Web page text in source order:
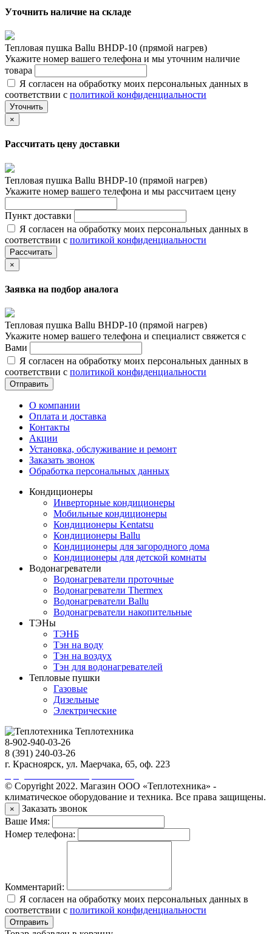
Уточнить наличие на складе
Тепловая пушка Ballu BHDP-10 (прямой нагрев)
Укажите номер вашего телефона и мы уточним наличие
товара
Я согласен на обработку моих персональных данных в
соответствии с политикой конфиденциальности
Уточнить
×
Рассчитать цену доставки
Тепловая пушка Ballu BHDP-10 (прямой нагрев)
Укажите номер вашего телефона и мы рассчитаем цену
Пункт доставки
Я согласен на обработку моих персональных данных в
соответствии с политикой конфиденциальности
Рассчитать
×
Заявка на подбор аналога
Тепловая пушка Ballu BHDP-10 (прямой нагрев)
Укажите номер вашего телефона и специалист свяжется с
Вами
Я согласен на обработку моих персональных данных в
соответствии с политикой конфиденциальности
Отправить
О компании
Оплата и доставка
Контакты
Акции
Установка, обслуживание и ремонт
Заказать звонок
Обработка персональных данных
Кондиционеры
Инверторные кондиционеры
Мобильные кондиционеры
Кондиционеры Kentatsu
Кондиционеры Ballu
Кондиционеры для загородного дома
Кондиционеры для детской комнаты
Водонагреватели
Водонагреватели проточные
Водонагреватели Thermex
Водонагреватели Ballu
Водонагреватели накопительные
ТЭНы
ТЭНБ
Тэн на воду
Тэн на воздух
Тэн для водонагревателей
Тепловые пушки
Газовые
Дизельные
Электрические
Теплотехника
8-902-940-03-26
8 (391) 240-03-26
г. Красноярск, ул. Маерчака, 65, оф. 223
© Copyright 2022. Магазин ООО «Теплотехника» -
климатическое оборудование и техника. Все права защищены.
×
Заказать звонок
Ваше Имя:
Номер телефона:
Комментарий:
Я согласен на обработку моих персональных данных в
соответствии с политикой конфиденциальности
Отправить